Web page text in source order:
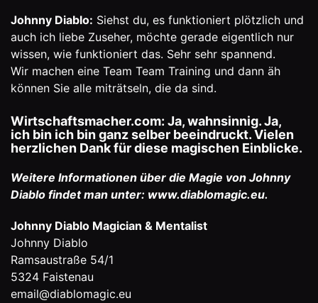
Johnny Diablo: Siehst du, es funktioniert plötzlich und
auch ich liebe Zuseher, möchte gerade eigentlich nur
wissen, wie funktioniert das. Sehr sehr spannend.
Wir machen eine Team Team Training und dann äh
können Sie alle miträtseln, die da sind.
Wirtschaftsmacher.com: Ja, wahnsinnig. Ja,
ich bin ich bin ganz selber beeindruckt. Vielen
herzlichen Dank für diese magischen Einblicke.
Weitere Informationen über die Magie von Johnny
Diablo findet man unter: www.diablomagic.eu.
Johnny Diablo Magician & Mentalist
Johnny Diablo
Ramsaustraße 54/1
5324 Faistenau
email@diablomagic.eu